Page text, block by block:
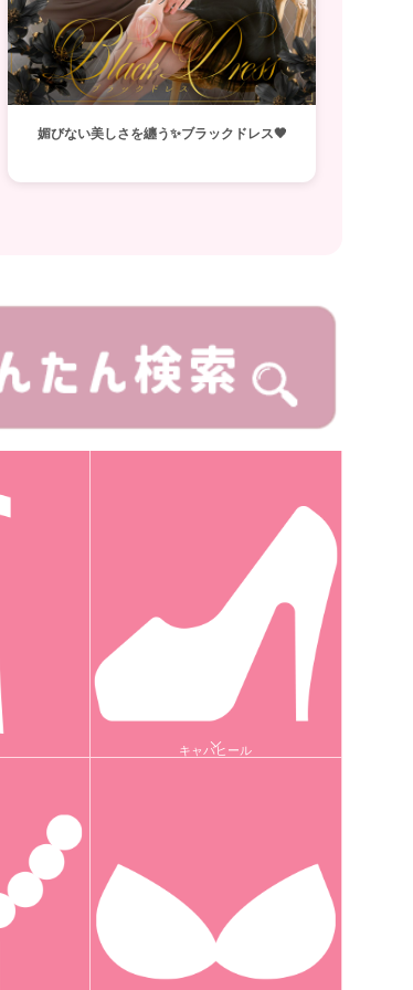
媚びない美しさを纏う✨ブラックドレス🖤
キャバヒール